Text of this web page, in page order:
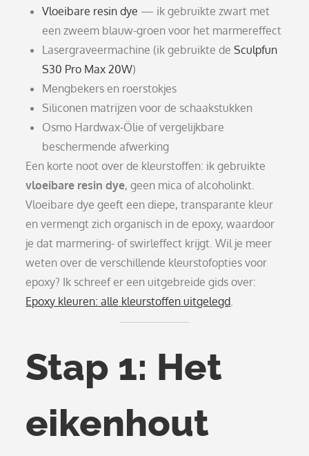
Vloeibare resin dye — ik gebruikte zwart met
een zweem blauw-groen voor het marmereffect
Lasergraveermachine (ik gebruikte deSculpfun
S30 Pro Max 20W)
Mengbekers en roerstokjes
Siliconen matrijzen voor de schaakstukken
Osmo Hardwax-Ölie of vergelijkbare
beschermende afwerking
Een korte noot over de kleurstoffen: ik gebruikte
vloeibare resin dye, geen mica of alcoholinkt.
Vloeibare dye geeft een diepe, transparante kleur
en vermengt zich organisch in de epoxy, waardoor
je dat marmering- of swirleffect krijgt. Wil je meer
weten over de verschillende kleurstofopties voor
epoxy? Ik schreef er een uitgebreide gids over:
Epoxy kleuren: alle kleurstoffen uitgelegd.
Stap 1: Het
eikenhout